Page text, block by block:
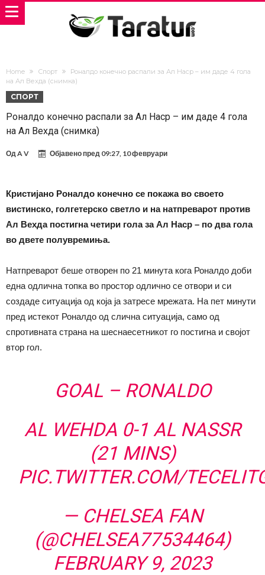
Home Спорт
Роналдо конечно распали за Ал Наср – им даде 4 гола
на Ал Вехда (снимка)
СПОРТ
Роналдо конечно распали за Ал Наср – им даде 4 гола
на Ал Вехда (снимка)
ОдA V Објавено пред 09:27, 10 февруари
Кристијано Роналдо конечно се покажа во своето
вистинско, голгетерско светло и на натпреварот против
Ал Вехда постигна четири гола за Ал Наср – по два гола
во двете полувремиња.
Натпреварот беше отворен по 21 минута кога Роналдо доби
една одлична топка во простор одлично се отвори и си
создаде ситуација од која ја затресе мрежата. На пет минути
пред истекот Роналдо од слична ситуација, само од
спротивната страна на шеснаесетникот го постигна и својот
втор гол.
GOAL – RONALDO
AL WEHDA 0-1 AL NASSR
(21 MINS)
PIC.TWITTER.COM/
— CHELSEA FAN
(@CHELSEA77534464)
FEBRUARY 9, 2023